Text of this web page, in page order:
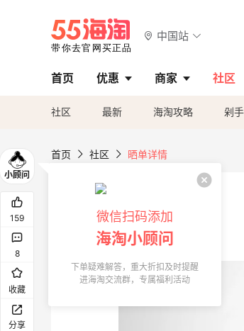
中国站
首页 优惠 商家 社区
社区 最新 海淘攻略 剁
首页 社区 晒单详情
159
8
收藏
分享
微信扫码添加
海淘小顾问
下单疑难解答，重大折扣及时提醒
进海淘交流群，专属福利活动